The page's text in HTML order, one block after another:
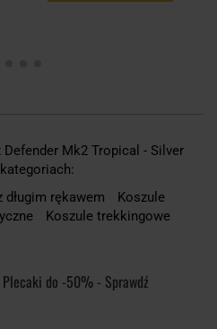
Mk2 Tropical - Silver
długim rękawem
Koszule
Koszule trekkingowe